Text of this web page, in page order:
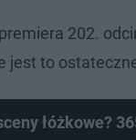
202.
jest to
łóżkowe?